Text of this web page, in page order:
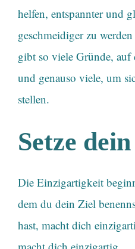
helfen, entspannter und
geschmeidiger zu
gibt so viele Gründe,
und genauso viele, um
stellen.
Setze
Die Einzigartigkeit
dem du dein Ziel
hast, macht dich